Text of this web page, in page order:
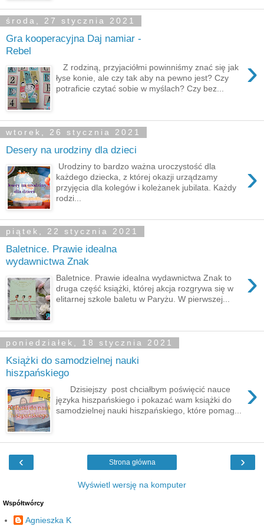
środa, 27 stycznia 2021
Gra kooperacyjna Daj namiar -
Rebel
›
Z rodziną, przyjaciółmi powinniśmy znać się jak
łyse konie, ale czy tak aby na pewno jest? Czy
potraficie czytać sobie w myślach? Czy bez...
wtorek, 26 stycznia 2021
Desery na urodziny dla dzieci
›
Urodziny to bardzo ważna uroczystość dla
każdego dziecka, z której okazji urządzamy
przyjęcia dla kolegów i koleżanek jubilata. Każdy
rodzi...
piątek, 22 stycznia 2021
Baletnice. Prawie idealna
wydawnictwa Znak
›
Baletnice. Prawie idealna wydawnictwa Znak to
druga część książki, której akcja rozgrywa się w
elitarnej szkole baletu w Paryżu. W pierwszej...
poniedziałek, 18 stycznia 2021
Książki do samodzielnej nauki
hiszpańskiego
›
Dzisiejszy post chciałbym poświęcić nauce
języka hiszpańskiego i pokazać wam książki do
samodzielnej nauki hiszpańskiego, które pomag...
‹ ›
Strona główna
Wyświetl wersję na komputer
Współtwórcy
Agnieszka K